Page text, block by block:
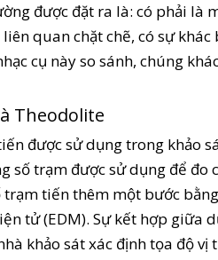
được đặt ra là: có phải là
liên quan chặt chẽ, có sự
cụ này so sánh, chúng
Theodolite
được sử dụng trong khảo
số trạm được sử dụng để
tiến thêm một bước
tử (EDM). Sự kết hợp giữa
khảo sát xác định tọa độ